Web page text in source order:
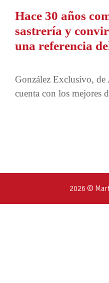
Hace 30 años
sastrería y
una referencia
González Exclusivo, de
cuenta con los mejores
2026 ©